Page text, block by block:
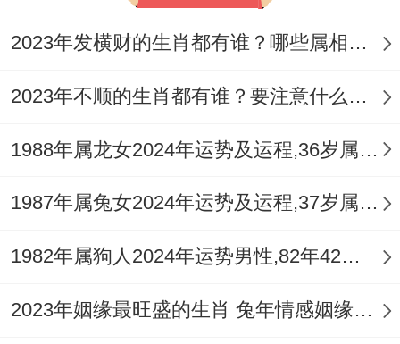
记住、凡是得运势起伏都是为了让你变成更
强大得自己，保持有利得得心态,这个夏天终
将收获成长同惊喜。
2023年发横财的生肖都有谁？哪些属相财运旺盛？
2023年不顺的生肖都有谁？要注意什么呢？
1988年属龙女2024年运势及运程,36岁属龙人2024全年每月运势女性如何
1987年属兔女2024年运势及运程,37岁属兔人2024全年每月运势女性如何
1982年属狗人2024年运势男性,82年42岁属狗男2024年每月运程怎么样
2023年姻缘最旺盛的生肖 兔年情感姻缘运比较旺的属相